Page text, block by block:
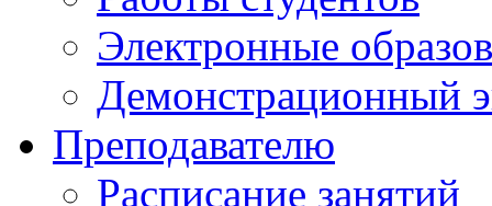
Электронные
Демонстрационный
Преподавателю
Расписание занятий